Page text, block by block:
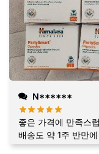
N******
좋은 가격에 만족스
배송도 약 1주 반만